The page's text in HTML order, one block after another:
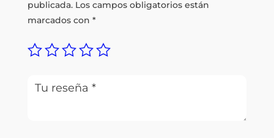
publicada. Los campos obligatorios están
marcados con *